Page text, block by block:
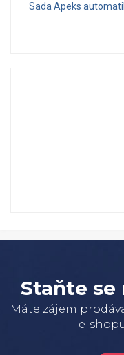
Sada Apeks
Staňte se
Máte zájem
e-